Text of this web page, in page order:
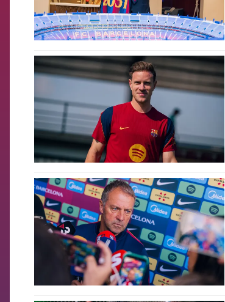
FCB Barcelona badge
FCB Barcelona badge